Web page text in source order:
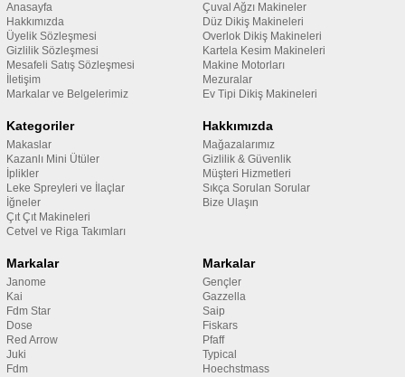
Anasayfa
Hakkımızda
Üyelik Sözleşmesi
Gizlilik Sözleşmesi
Mesafeli Satış Sözleşmesi
İletişim
Markalar ve Belgelerimiz
Çuval Ağzı Makineler
Düz Dikiş Makineleri
Overlok Dikiş Makineleri
Kartela Kesim Makineleri
Makine Motorları
Mezuralar
Ev Tipi Dikiş Makineleri
Kategoriler
Makaslar
Kazanlı Mini Ütüler
İplikler
Leke Spreyleri ve İlaçlar
İğneler
Çıt Çıt Makineleri
Cetvel ve Riga Takımları
Hakkımızda
Mağazalarımız
Gizlilik & Güvenlik
Müşteri Hizmetleri
Sıkça Sorulan Sorular
Bize Ulaşın
Markalar
Janome
Kai
Fdm Star
Dose
Red Arrow
Juki
Fdm
Markalar
Gençler
Gazzella
Saip
Fiskars
Pfaff
Typical
Hoechstmass